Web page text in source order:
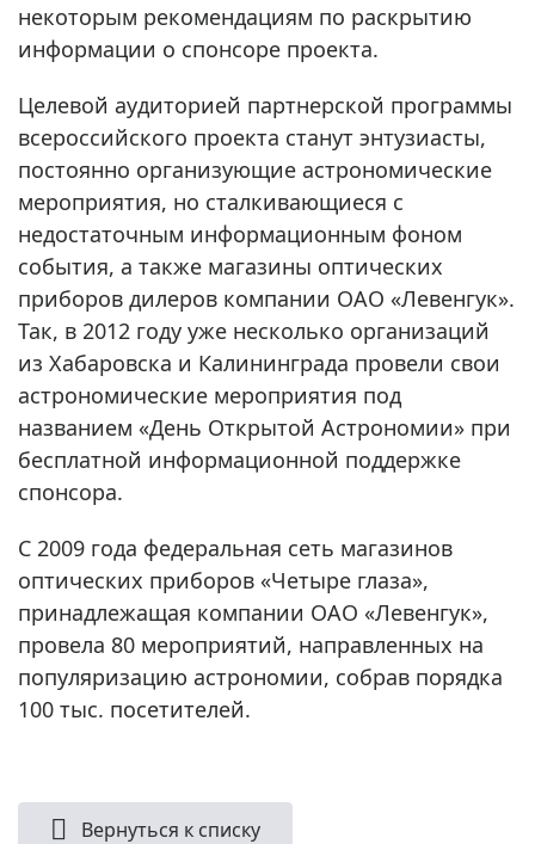
некоторым рекомендациям по раскрытию
информации о спонсоре проекта.
Целевой аудиторией партнерской программы
всероссийского проекта станут энтузиасты,
постоянно организующие астрономические
мероприятия, но сталкивающиеся с
недостаточным информационным фоном
события, а также магазины оптических
приборов дилеров компании ОАО «Левенгук».
Так, в 2012 году уже несколько организаций
из Хабаровска и Калининграда провели свои
астрономические мероприятия под
названием «День Открытой Астрономии» при
бесплатной информационной поддержке
спонсора.
С 2009 года федеральная сеть магазинов
оптических приборов «Четыре глаза»,
принадлежащая компании ОАО «Левенгук»,
провела 80 мероприятий, направленных на
популяризацию астрономии, собрав порядка
100 тыс. посетителей.
Вернуться к списку